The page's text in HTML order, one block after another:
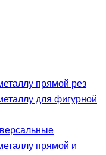
прямой рез
для фигурной
прямой и